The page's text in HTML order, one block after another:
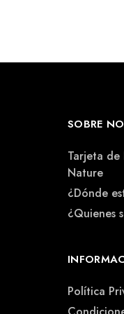
SOBRE
Tarjeta
Nature
¿Dónde
¿Quienes
Política